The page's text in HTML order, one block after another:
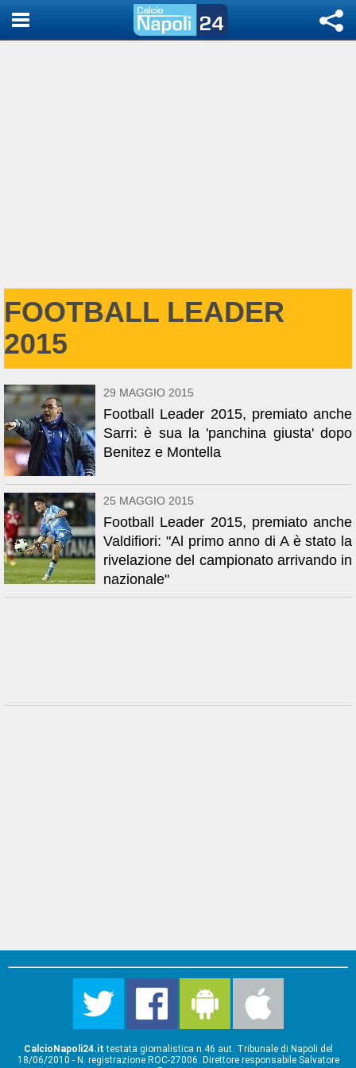
FOOTBALL LEADER
2015
29 MAGGIO 2015
Football Leader 2015, premiato anche
Sarri: è sua la 'panchina giusta' dopo
Benitez e Montella
25 MAGGIO 2015
Football Leader 2015, premiato anche
Valdifiori: "Al primo anno di A è stato la
rivelazione del campionato arrivando in
nazionale"
CalcioNapoli24.it testata giornalistica n.46 aut. Tribunale di Napoli del
18/06/2010 - N. registrazione ROC-27006. Direttore responsabile Salvatore